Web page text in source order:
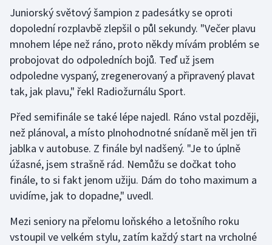
Krasobruslení
Lezení
Lyže a snowboard
Moderní pětiboj
Motorsport
Olympijské hry
Plavání
Juniorský světový šampion z padesátky se oproti
dopolední rozplavbě zlepšil o půl sekundy. "Večer plavu
mnohem lépe než ráno, proto někdy mívám problém se
probojovat do odpoledních bojů. Teď už jsem
odpoledne vyspaný, zregenerovaný a připravený plavat
tak, jak plavu," řekl Radiožurnálu Sport.
Před semifinále se také lépe najedl. Ráno vstal později,
než plánoval, a místo plnohodnotné snídaně měl jen tři
jablka v autobuse. Z finále byl nadšený. "Je to úplně
úžasné, jsem strašně rád. Nemůžu se dočkat toho
finále, to si fakt jenom užiju. Dám do toho maximum a
uvidíme, jak to dopadne," uvedl.
Mezi seniory na přelomu loňského a letošního roku
vstoupil ve velkém stylu, zatím každý start na vrcholné